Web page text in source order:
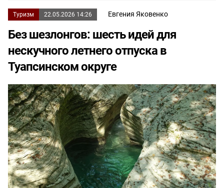
Туризм 22.05.2026 14:26 Евгения Яковенко
Без шезлонгов: шесть идей для
нескучного летнего отпуска в
Туапсинском округе